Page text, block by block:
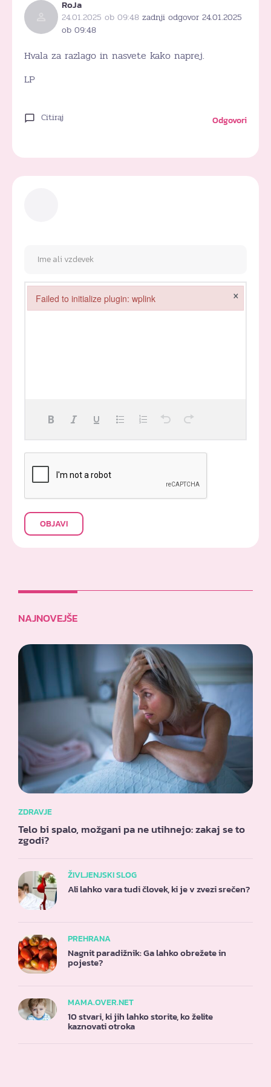
RoJa
24.01.2025 ob 09:48 zadnji odgovor 24.01.2025
ob 09:48
Hvala za razlago in nasvete kako naprej.
LP
Citiraj Odgovori
OBJAVI
NAJNOVEJŠE
ZDRAVJE
Telo bi spalo, možgani pa ne utihnejo: zakaj se to
zgodi?
ŽIVLJENJSKI SLOG
Ali lahko vara tudi človek, ki je v zvezi srečen?
PREHRANA
Nagnit paradižnik: Ga lahko obrežete in
pojeste?
MAMA.OVER.NET
10 stvari, ki jih lahko storite, ko želite
kaznovati otroka
Failed to initialize plugin: wplink ×
Failed to initialize plugin: wplink